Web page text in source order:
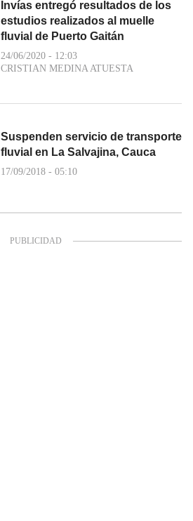
Invías entregó resultados de los
estudios realizados al muelle
fluvial de Puerto Gaitán
24/06/2020 - 12:03
CRISTIAN MEDINA ATUESTA
Suspenden servicio de transporte
fluvial en La Salvajina, Cauca
17/09/2018 - 05:10